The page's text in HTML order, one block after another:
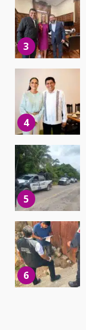
4
5
6
7